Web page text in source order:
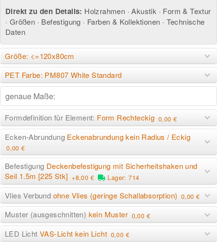
Direkt zu den Details: Holzrahmen ·Akustik · Form & Textur
· Größen · Befestigung · Farben & Kollektionen · Technische
Daten
Größe: <=120x80cm
PET Farbe: PM807 White Standard
Formdefinition für Element: Form Rechteckig 0,00 €
Ecken-Abrundung Eckenabrundung kein Radius / Eckig
0,00 €
Befestigung Deckenbefestigung mit Sicherheitshaken und
Seil 1.5m [225 Stk] +8,00 € Lager: 714
Vlies Verbund ohne Vlies (geringe Schallabsorption) 0,00 €
Muster (ausgeschnitten) kein Muster 0,00 €
LED Licht VAS-Licht kein Licht 0,00 €